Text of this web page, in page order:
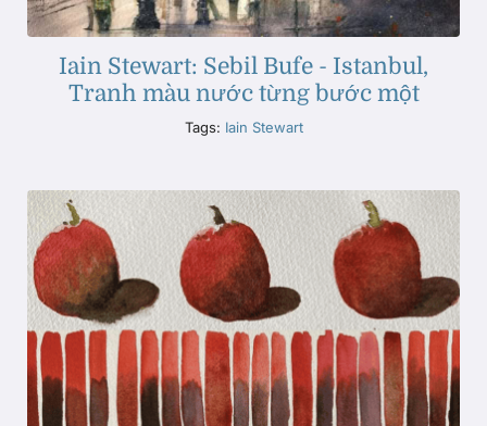
Iain Stewart: Sebil Bufe - Istanbul,
Tranh màu nước từng bước một
Tags: Iain Stewart